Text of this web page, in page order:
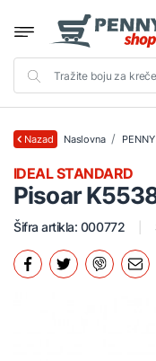
Nazad Naslovna
Pisoar
IDEAL STANDARD
Šifra artikla: 000772